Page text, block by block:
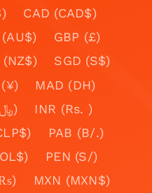
CAD (CAD$)
GBP (£)
(NZ$)
SGD (S$)
MAD (DH)
IRR (﷼)
INR (Rs. )
PAB (B/.)
PEN (S/)
MXN (MXN$)